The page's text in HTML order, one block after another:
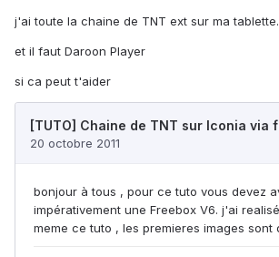
j'ai toute la chaine de TNT ext sur ma tablette.
et il faut Daroon Player
si ca peut t'aider